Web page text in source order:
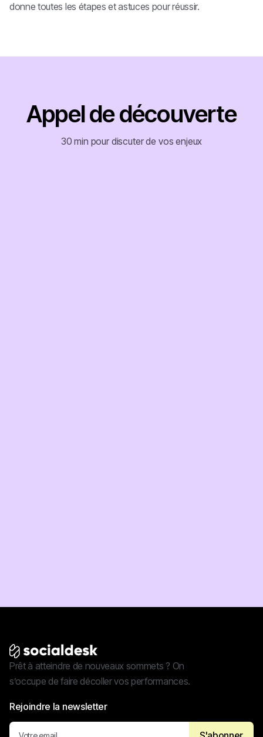
donne toutes les étapes et astuces pour réussir.
Appel de découverte
30 min pour discuter de vos enjeux
Prêt à atteindre de nouveaux sommets ? On
s’occupe de faire décoller vos performances.
Rejoindre la newsletter